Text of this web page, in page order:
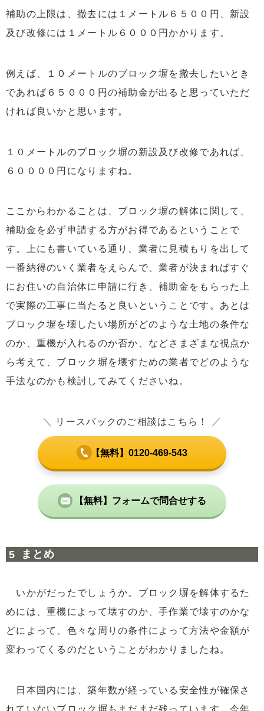
補助の上限は、撤去には１メートル６５００円、新設
及び改修には１メートル６０００円かかります。
例えば、１０メートルのブロック塀を撤去したいとき
であれば６５０００円の補助金が出ると思っていただ
ければ良いかと思います。
１０メートルのブロック塀の新設及び改修であれば、
６００００円になりますね。
ここからわかることは、ブロック塀の解体に関して、
補助金を必ず申請する方がお得であるということで
す。上にも書いている通り、業者に見積もりを出して
一番納得のいく業者をえらんで、業者が決まればすぐ
にお住いの自治体に申請に行き、補助金をもらった上
で実際の工事に当たると良いということです。あとは
ブロック塀を壊したい場所がどのような土地の条件な
のか、重機が入れるのか否か、などさまざまな視点か
ら考えて、ブロック塀を壊すための業者でどのような
手法なのかも検討してみてくださいね。
＼ リースバックのご相談はこちら！ ／
【無料】0120-469-543
【無料】フォームで問合せする
まとめ
いかがだったでしょうか。ブロック塀を解体するた
めには、重機によって壊すのか、手作業で壊すのかな
どによって、色々な周りの条件によって方法や金額が
変わってくるのだということがわかりましたね。
日本国内には、築年数が経っている安全性が確保さ
れていないブロック塀もまだまだ残っています。今年